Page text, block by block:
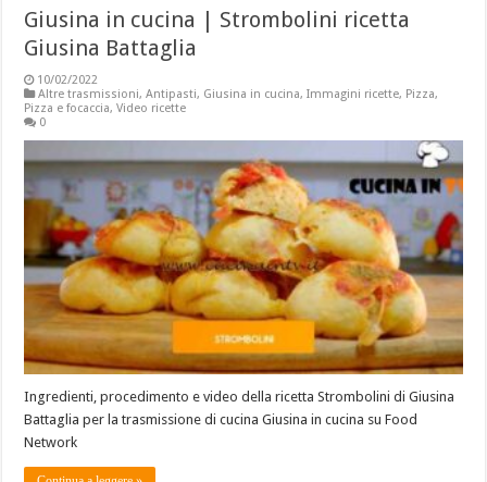
Giusina in cucina | Strombolini ricetta
Giusina Battaglia
10/02/2022
Altre trasmissioni,Antipasti, Giusina in cucina,Immagini ricette, Pizza,
Pizza e focaccia,Video ricette
0
Ingredienti, procedimento e video della ricetta Strombolini di Giusina
Battaglia per la trasmissione di cucina Giusina in cucina su Food
Network